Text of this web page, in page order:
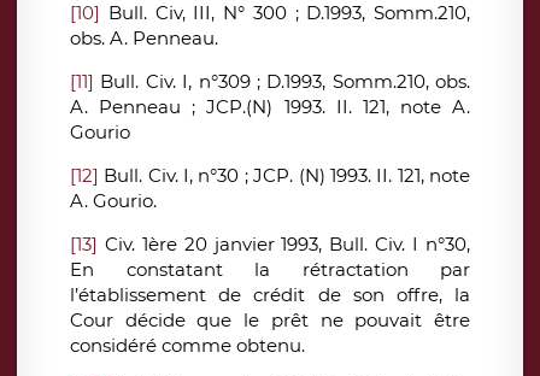
[10] Bull. Civ, III, N° 300 ; D.1993, Somm.210,
obs. A. Penneau.
[11] Bull. Civ. I, n°309 ; D.1993, Somm.210, obs.
A. Penneau ; JCP.(N) 1993. II. 121, note A.
Gourio
[12] Bull. Civ. I, n°30 ; JCP. (N) 1993. II. 121, note
A. Gourio.
[13] Civ. 1ère 20 janvier 1993, Bull. Civ. I n°30,
En constatant la rétractation par
l’établissement de crédit de son offre, la
Cour décide que le prêt ne pouvait être
considéré comme obtenu.